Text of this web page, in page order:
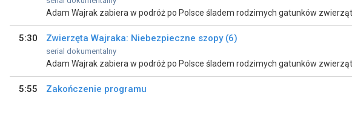
5:30 Zwierzęta Wajraka: Niebezpieczne szopy (6)
serial dokumentalny
5:55 Zakończenie programu